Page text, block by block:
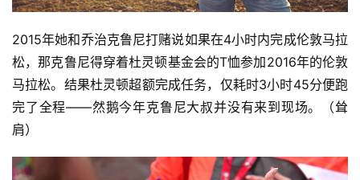
2015年她和乔治克鲁尼打赌说如果在4小时内完成伦敦马拉
松，那克鲁尼得穿着杜灵顿基金会的T恤参加2016年的伦敦
马拉松。结果杜灵顿超额完成任务，仅耗时3小时45分便跑
完了全程——然鹅今年克鲁尼大叔并没有来到现场。（耸
肩）